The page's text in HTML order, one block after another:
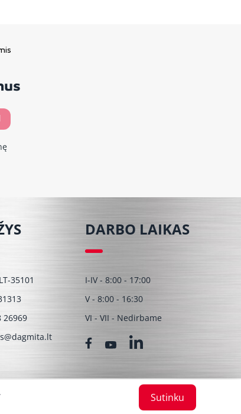
35101
26969
DARBO LAIKAS
I-IV - 8:00 - 17:00
V - 8:00 - 16:30
VI - VII - Nedirbame
Sutinku